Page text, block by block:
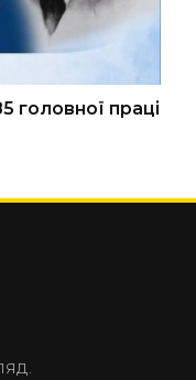
головної праці